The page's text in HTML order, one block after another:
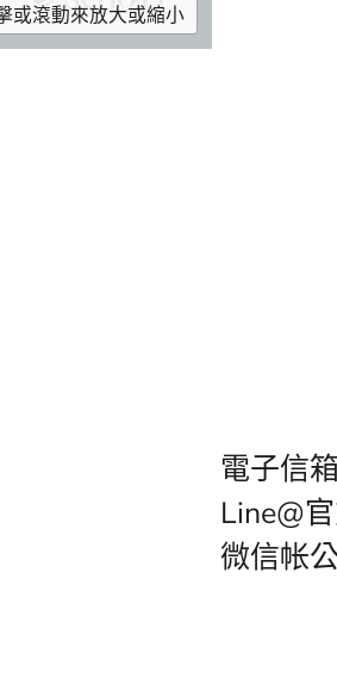
或滾動來放大或縮小
電子信
Line@
微信帐